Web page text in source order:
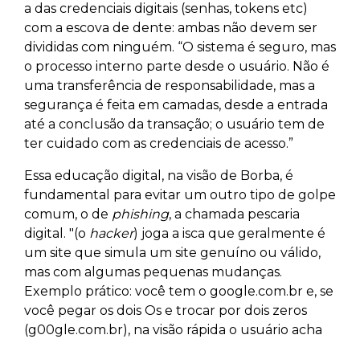
a das credenciais digitais (senhas, tokens etc)
com a escova de dente: ambas não devem ser
divididas com ninguém. “O sistema é seguro, mas
o processo interno parte desde o usuário. Não é
uma transferência de responsabilidade, mas a
segurança é feita em camadas, desde a entrada
até a conclusão da transação; o usuário tem de
ter cuidado com as credenciais de acesso.”
Essa educação digital, na visão de Borba, é
fundamental para evitar um outro tipo de golpe
comum, o de phishing, a chamada pescaria
digital. "(o hacker) joga a isca que geralmente é
um site que simula um site genuíno ou válido,
mas com algumas pequenas mudanças.
Exemplo prático: você tem o google.com.br e, se
você pegar os dois Os e trocar por dois zeros
(g00gle.com.br), na visão rápida o usuário acha